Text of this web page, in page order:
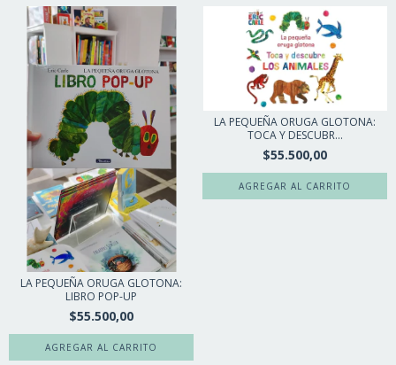
LA PEQUEÑA ORUGA GLOTONA:
LIBRO POP-UP
$55.500,00
LA PEQUEÑA ORUGA GLOTONA:
TOCA Y DESCUBR...
$55.500,00